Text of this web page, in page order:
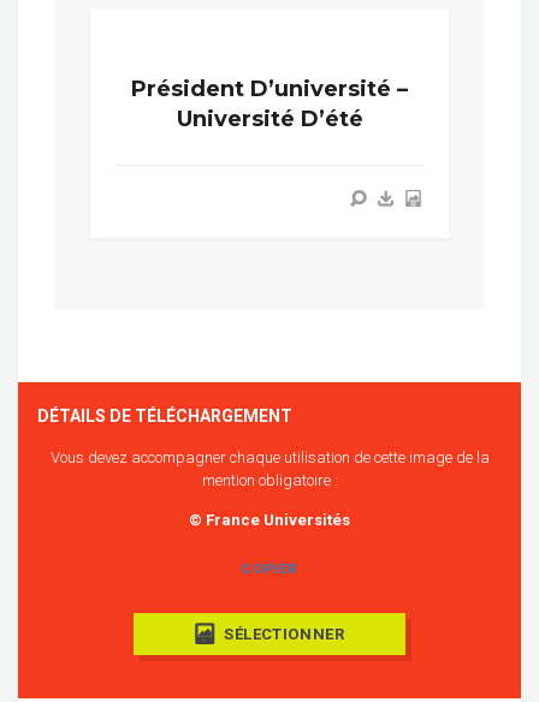
Président D’université –
Université D’été
DÉTAILS DE TÉLÉCHARGEMENT
Vous devez accompagner chaque utilisation de cette image de la
mention obligatoire :
© France Universités
COPIER
SÉLECTIONNER